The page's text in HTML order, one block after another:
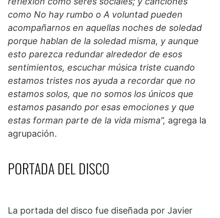
como No hay rumbo o A voluntad pueden
acompañarnos en aquellas noches de soledad
porque hablan de la soledad misma, y aunque
esto parezca redundar alrededor de esos
sentimientos, escuchar música triste cuando
estamos tristes nos ayuda a recordar que no
estamos solos, que no somos los únicos que
estamos pasando por esas emociones y que
estas forman parte de la vida misma”, agrega la
agrupación.
PORTADA DEL DISCO
La portada del disco fue diseñada por Javier